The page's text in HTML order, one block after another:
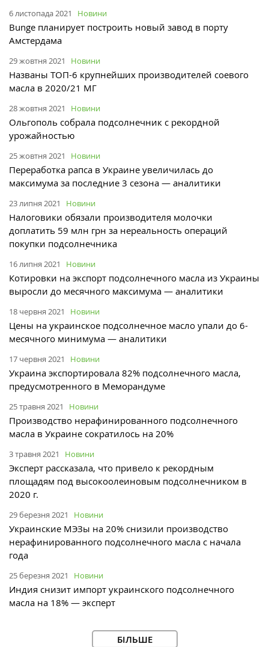
6 листопада 2021 Новини
Bunge планирует построить новый завод в порту
Амстердама
29 жовтня 2021 Новини
Названы ТОП-6 крупнейших производителей соевого
масла в 2020/21 МГ
28 жовтня 2021 Новини
Ольгополь собрала подсолнечник с рекордной
урожайностью
25 жовтня 2021 Новини
Переработка рапса в Украине увеличилась до
максимума за последние 3 сезона — аналитики
23 липня 2021 Новини
Налоговики обязали производителя молочки
доплатить 59 млн грн за нереальность операций
покупки подсолнечника
16 липня 2021 Новини
Котировки на экспорт подсолнечного масла из Украины
выросли до месячного максимума — аналитики
18 червня 2021 Новини
Цены на украинское подсолнечное масло упали до 6-
месячного минимума — аналитики
17 червня 2021 Новини
Украина экспортировала 82% подсолнечного масла,
предусмотренного в Меморандуме
25 травня 2021 Новини
Производство нерафинированного подсолнечного
масла в Украине сократилось на 20%
3 травня 2021 Новини
Эксперт рассказала, что привело к рекордным
площадям под высокоолеиновым подсолнечником в
2020 г.
29 березня 2021 Новини
Украинские МЭЗы на 20% снизили производство
нерафинированного подсолнечного масла с начала
года
25 березня 2021 Новини
Индия снизит импорт украинского подсолнечного
масла на 18% — эксперт
БІЛЬШЕ